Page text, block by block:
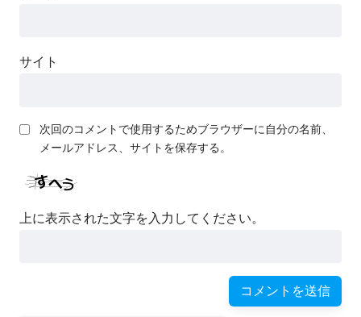
サイト
次回のコメントで使用するためブラウザーに自分の名前、
メールアドレス、サイトを保存する。
上に表示された文字を入力してください。